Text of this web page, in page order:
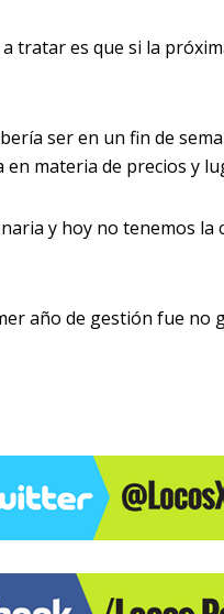
tratar es que si la
ser en un fin de
materia de precios y
y hoy no tenemos la
año de gestión fue no